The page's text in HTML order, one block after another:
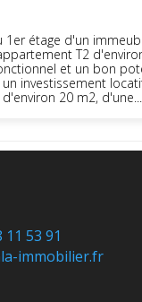
1er étage d'un
T2
et un bon
investissement
20 m2, d'une...
11 53 91
immobilier.fr